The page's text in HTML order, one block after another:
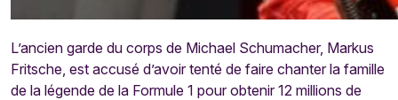
L’ancien garde du corps de Michael Schumacher, Markus
Fritsche, est accusé d’avoir tenté de faire chanter la famille
de la légende de la Formule 1 pour obtenir 12 millions de